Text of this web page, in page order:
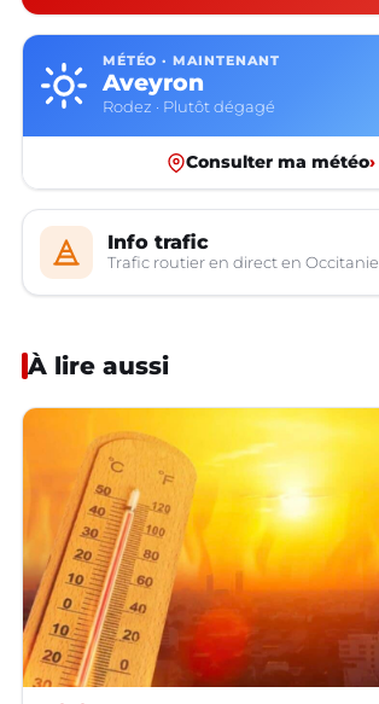
MÉTÉO · MAINTENANT
Aveyron
Rodez · Plutôt dégagé
Consulter ma météo›
Info trafic
Trafic routier en direct en Occitanie
À lire aussi